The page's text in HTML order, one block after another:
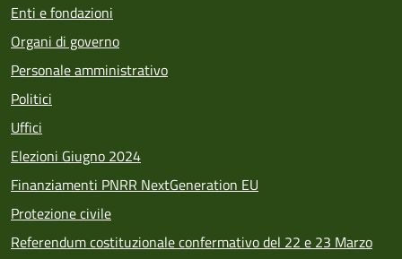
Enti e fondazioni
Organi di governo
Personale amministrativo
Politici
Uffici
Elezioni Giugno 2024
Finanziamenti PNRR NextGeneration EU
Protezione civile
Referendum costituzionale confermativo del 22 e 23 Marzo